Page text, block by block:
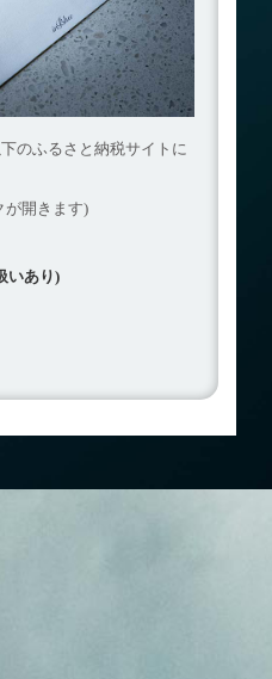
のふるさと納税サイトに
が開きます)
いあり)